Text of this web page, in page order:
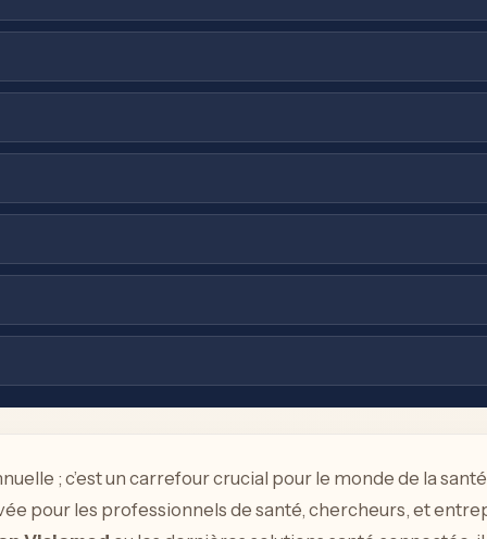
; c’est un carrefour crucial pour le monde de la
pour les professionnels de santé, chercheurs, et